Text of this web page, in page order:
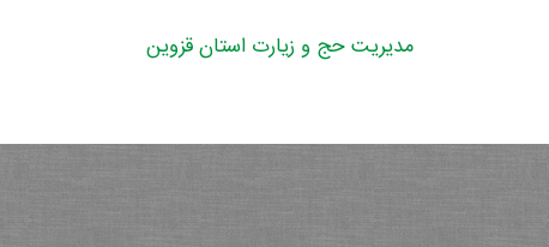
مدیریت حج و زیارت استان قزوین